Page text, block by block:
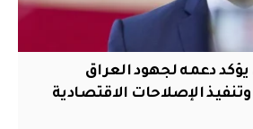
دعمه لجهود العراق
الإصلاحات الاقتصادية